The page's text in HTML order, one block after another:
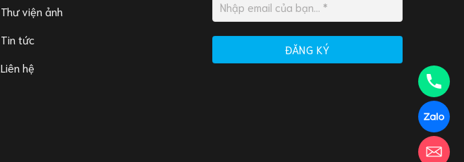
Thư viện ảnh
Tin tức
Liên hệ